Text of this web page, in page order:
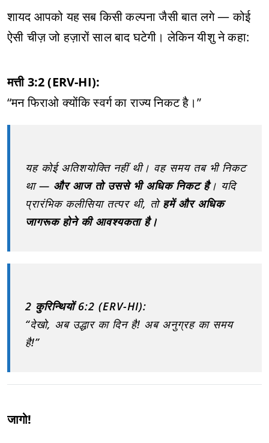
शायद आपको यह सब किसी कल्पना जैसी बात लगे — कोई
ऐसी चीज़ जो हज़ारों साल बाद घटेगी। लेकिन यीशु ने कहा:
मत्ती 3:2 (ERV-HI):
“मन फिराओ क्योंकि स्वर्ग का राज्य निकट है।”
यह कोई अतिशयोक्ति नहीं थी। वह समय तब भी निकट
था — और आज तो उससे भी अधिक निकट है। यदि
प्रारंभिक कलीसिया तत्पर थी, तो हमें और अधिक
जागरूक होने की आवश्यकता है।
2 कुरिन्थियों 6:2 (ERV-HI):
“देखो, अब उद्धार का दिन है! अब अनुग्रह का समय
है!”
जागो!